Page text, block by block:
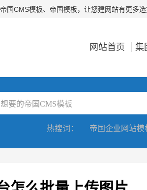
国CMS模板、帝国模板，让您建网站有更多选
网站首页 集
热搜词： 帝国企业网站模